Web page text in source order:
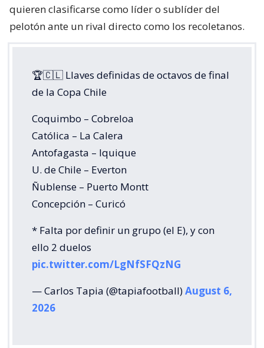
quieren clasificarse como líder o sublíder del
pelotón ante un rival directo como los recoletanos.
🏆🇨🇱 Llaves definidas de octavos de final
de la Copa Chile
Coquimbo – Cobreloa
Católica – La Calera
Antofagasta – Iquique
U. de Chile – Everton
Ñublense – Puerto Montt
Concepción – Curicó
* Falta por definir un grupo (el E), y con
ello 2 duelos
pic.twitter.com/LgNfSFQzNG
— Carlos Tapia (@tapiafootball)August 6,
2026